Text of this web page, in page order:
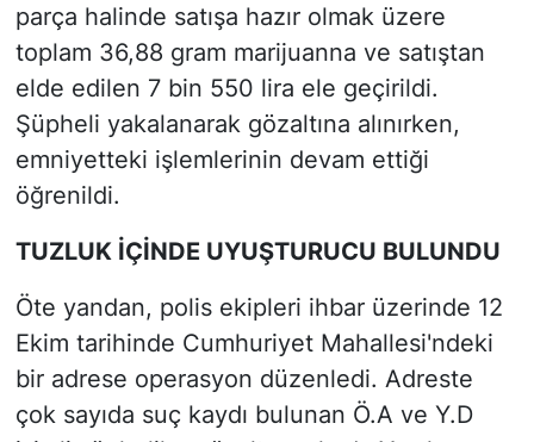
parça halinde satışa hazır olmak üzere
toplam 36,88 gram marijuanna ve satıştan
elde edilen 7 bin 550 lira ele geçirildi.
Şüpheli yakalanarak gözaltına alınırken,
emniyetteki işlemlerinin devam ettiği
öğrenildi.
TUZLUK İÇİNDE UYUŞTURUCU BULUNDU
Öte yandan, polis ekipleri ihbar üzerinde 12
Ekim tarihinde Cumhuriyet Mahallesi'ndeki
bir adrese operasyon düzenledi. Adreste
çok sayıda suç kaydı bulunan Ö.A ve Y.D